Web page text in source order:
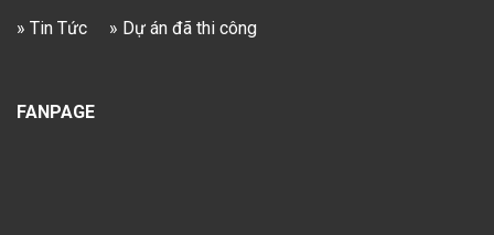
» Tin Tức » Dự án đã thi công
FANPAGE